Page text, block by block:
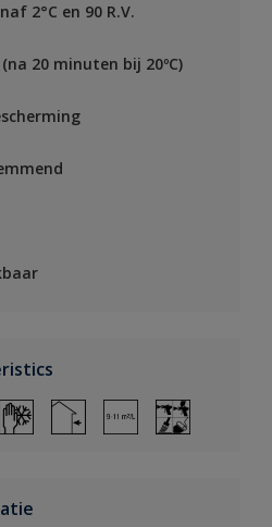
2°C en 90 R.V.
20 minuten bij 20ºC)